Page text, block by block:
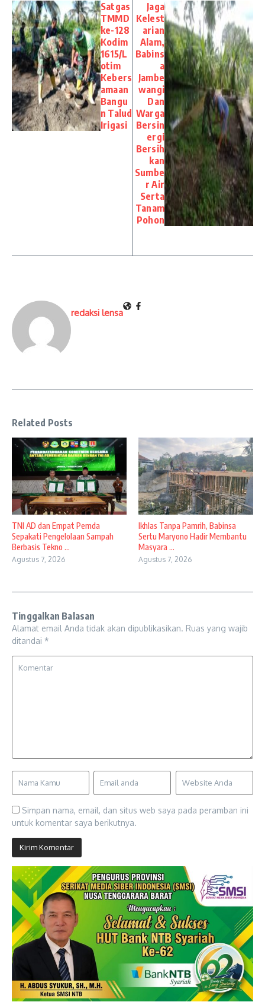
Satgas
TMMD
ke-128
Kodim
1615/L
otim
Kebers
amaan
Bangu
n Talud
Irigasi
Jaga
Kelest
arian
Alam,
Babins
a
Jambe
wangi
Dan
Warga
Bersin
ergi
Bersih
kan
Sumbe
r Air
Serta
Tanam
Pohon
redaksi lensa
Related Posts
TNI AD dan Empat Pemda
Sepakati Pengelolaan Sampah
Berbasis Tekno ...
Agustus 7, 2026
Ikhlas Tanpa Pamrih, Babinsa
Sertu Maryono Hadir Membantu
Masyara ...
Agustus 7, 2026
Tinggalkan Balasan
Alamat email Anda tidak akan dipublikasikan. Ruas yang wajib
ditandai *
Simpan nama, email, dan situs web saya pada peramban ini
untuk komentar saya berikutnya.